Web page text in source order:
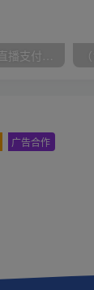
（9934期）24h无人直播支付宝项目，最新带货玩法，纯躺赚实测日入500+
广告合作